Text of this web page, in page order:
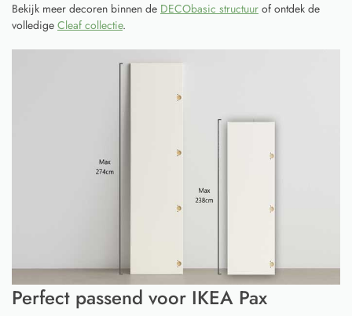
Bekijk meer decoren binnen de DECObasic structuur of ontdek de
volledige Cleaf collectie.
Perfect passend voor IKEA Pax